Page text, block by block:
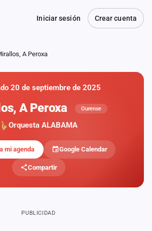
Iniciar sesión Crear cuenta
A Peroxa
20 de septiembre de 2025
A Peroxa Ourense
Orquesta ALABAMA
mi agenda Google Calendar
Compartir
PUBLICIDAD